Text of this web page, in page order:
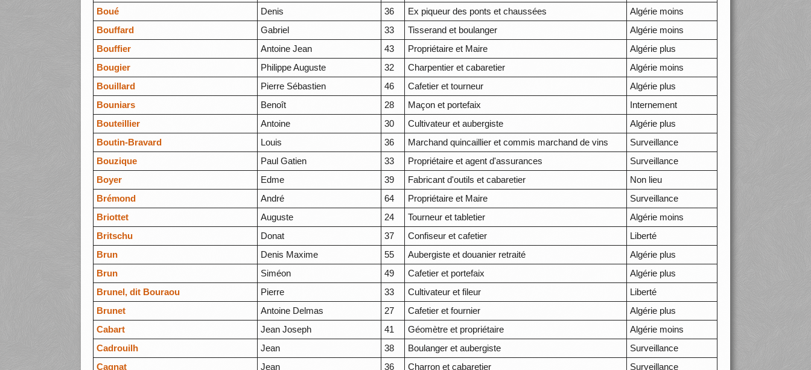
Boué
Denis 36 Ex piqueur des ponts et chaussées
Algérie moins
Bouffard
Gabriel 33 Tisserand et boulanger
Algérie moins
Bouffier
Antoine Jean 43 Propriétaire et Maire
Algérie plus
Bougier
Philippe Auguste 32 Charpentier et cabaretier
Algérie moins
Bouillard
Pierre Sébastien 46 Cafetier et tourneur
Algérie plus
Bouniars
Benoît 28 Maçon et portefaix
Internement
Bouteillier
Antoine 30 Cultivateur et aubergiste
Algérie plus
Boutin-Bravard
Louis 36 Marchand quincaillier et commis marchand de vins
Surveillance
Bouzique
Paul Gatien 33 Propriétaire et agent d'assurances
Surveillance
Boyer
Edme 39 Fabricant d'outils et cabaretier
Non lieu
Brémond
André 64 Propriétaire et Maire
Surveillance
Briottet
Auguste 24 Tourneur et tabletier
Algérie moins
Britschu
Donat 37 Confiseur et cafetier
Liberté
Brun
Denis Maxime 55 Aubergiste et douanier retraité
Algérie plus
Brun
Siméon 49 Cafetier et portefaix
Algérie plus
Brunel, dit Bouraou
Pierre 33 Cultivateur et fileur
Liberté
Brunet
Antoine Delmas 27 Cafetier et fournier
Algérie plus
Cabart
Jean Joseph 41 Géomètre et propriétaire
Algérie moins
Cadrouilh
Jean 38 Boulanger et aubergiste
Surveillance
Cagnat
Jean 36 Charron et cabaretier
Surveillance